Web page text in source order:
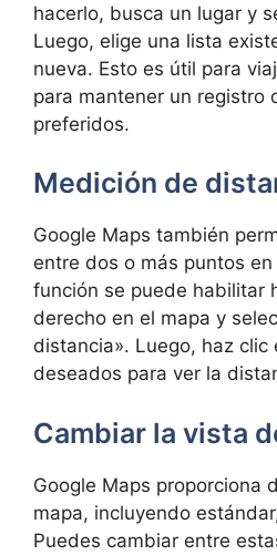
hacerlo, busca un lugar y
Luego, elige una lista
nueva. Esto es útil para
para mantener un registro
preferidos.
Medición de
Google Maps también
entre dos o más puntos en
función se puede habilitar
derecho en el mapa y
distancia». Luego, haz clic
deseados para ver la
Cambiar la vista
Google Maps proporciona
mapa, incluyendo
Puedes cambiar entre